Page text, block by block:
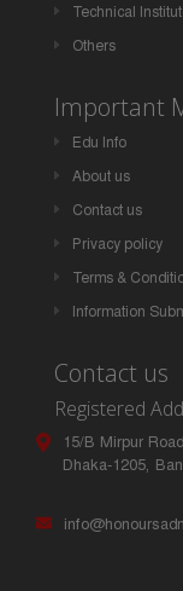
Technical
Others
Important
Edu Info
About us
Contact us
Privacy policy
Terms &
Information
Contact us
Registered
15/B Mirpur
Dhaka-1205,